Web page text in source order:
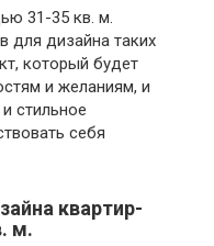
31-35 кв. м.
для дизайна таких
который будет
и желаниям, и
стильное
себя
квартир-
м.